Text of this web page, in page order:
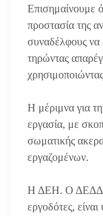
Επισημαίνουμε
προστασία της
συναδέλφους να
τηρώντας
Η μέριμνα για
εργασία, με
σωματικής
εργαζομένων.
Η ΔΕΗ. Ο
εργοδότες,